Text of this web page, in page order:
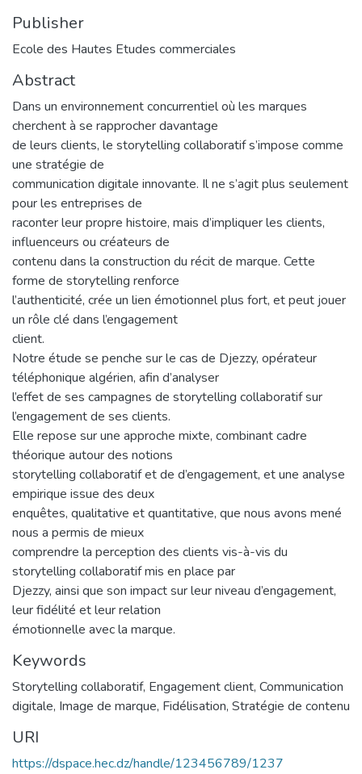
Publisher
Ecole des Hautes Etudes commerciales
Abstract
Dans un environnement concurrentiel où les marques
cherchent à se rapprocher davantage
de leurs clients, le storytelling collaboratif s’impose comme
une stratégie de
communication digitale innovante. Il ne s’agit plus seulement
pour les entreprises de
raconter leur propre histoire, mais d’impliquer les clients,
influenceurs ou créateurs de
contenu dans la construction du récit de marque. Cette
forme de storytelling renforce
l’authenticité, crée un lien émotionnel plus fort, et peut jouer
un rôle clé dans l’engagement
client.
Notre étude se penche sur le cas de Djezzy, opérateur
téléphonique algérien, afin d’analyser
l’effet de ses campagnes de storytelling collaboratif sur
l’engagement de ses clients.
Elle repose sur une approche mixte, combinant cadre
théorique autour des notions
storytelling collaboratif et de d’engagement, et une analyse
empirique issue des deux
enquêtes, qualitative et quantitative, que nous avons mené
nous a permis de mieux
comprendre la perception des clients vis-à-vis du
storytelling collaboratif mis en place par
Djezzy, ainsi que son impact sur leur niveau d’engagement,
leur fidélité et leur relation
émotionnelle avec la marque.
Keywords
Storytelling collaboratif, Engagement client, Communication
digitale, Image de marque, Fidélisation, Stratégie de contenu
URI
https://dspace.hec.dz/handle/123456789/1237